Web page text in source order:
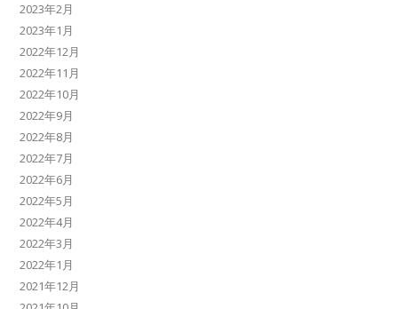
2023年2月
2023年1月
2022年12月
2022年11月
2022年10月
2022年9月
2022年8月
2022年7月
2022年6月
2022年5月
2022年4月
2022年3月
2022年1月
2021年12月